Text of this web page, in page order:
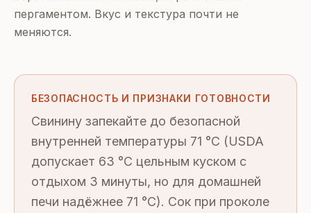
пергаментом. Вкус и текстура почти не
меняются.
БЕЗОПАСНОСТЬ И ПРИЗНАКИ ГОТОВНОСТИ
Свинину запекайте до безопасной
внутренней температуры 71 °C (USDA
допускает 63 °C цельным куском с
отдыхом 3 минуты, но для домашней
печи надёжнее 71 °C). Сок при проколе